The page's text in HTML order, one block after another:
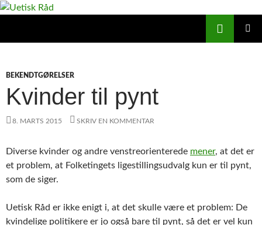
Hop
BEKENDTGØRELSER
Kvinder til pynt
8. MARTS 2015 SKRIV EN KOMMENTAR
Diverse kvinder og andre venstreorienterede mener, at det er
et problem, at Folketingets ligestillingsudvalg kun er til pynt,
som de siger.
Uetisk Råd er ikke enigt i, at det skulle være et problem: De
kvindelige politikere er jo også bare til pynt, så det er vel kun